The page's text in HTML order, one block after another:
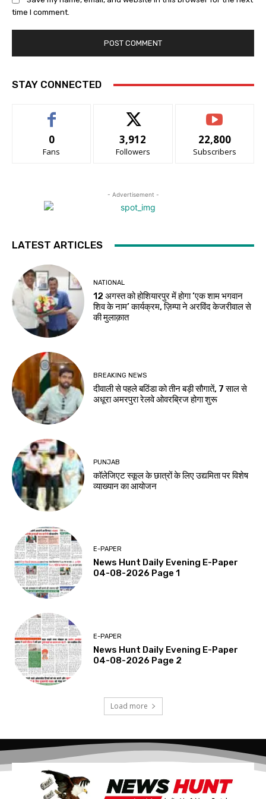
time I comment.
STAY CONNECTED
0
Fans
3,912
Followers
22,800
Subscribers
- Advertisement -
LATEST ARTICLES
NATIONAL
12 अगस्त को होशियारपुर में होगा ‘एक शाम भगवान
शिव के नाम’ कार्यक्रम, ज़िम्पा ने अरविंद केजरीवाल से
की मुलाक़ात
BREAKING NEWS
दीवाली से पहले बठिंडा को तीन बड़ी सौगातें, 7 साल से
अधूरा अमरपुरा रेलवे ओवरब्रिज होगा शुरू
PUNJAB
कॉलेजिएट स्कूल के छात्रों के लिए उद्यमिता पर विशेष
व्याख्यान का आयोजन
E-PAPER
News Hunt Daily Evening E-Paper
04-08-2026 Page 1
E-PAPER
News Hunt Daily Evening E-Paper
04-08-2026 Page 2
Load more